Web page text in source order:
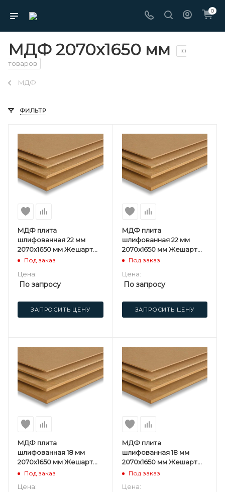
0
МДФ 2070х1650 мм
10
товаров
МДФ
ФИЛЬТР
МДФ плита
шлифованная 22 мм
2070х1650 мм Жешарт
(UPG) СПП
Под заказ
Цена:
По запросу
ЗАПРОСИТЬ ЦЕНУ
МДФ плита
шлифованная 22 мм
2070х1650 мм Жешарт
(UPG) 1 сорт
Под заказ
Цена:
По запросу
ЗАПРОСИТЬ ЦЕНУ
МДФ плита
шлифованная 18 мм
2070х1650 мм Жешарт
(UPG) СПП
Под заказ
Цена:
МДФ плита
шлифованная 18 мм
2070х1650 мм Жешарт
(UPG) 1 сорт
Под заказ
Цена: